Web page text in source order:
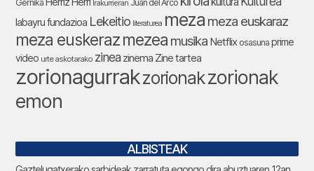
Gernika Irakurrieran Juan del Arco
labayru fundazioa Lekeitio literaturea meza meza euskaraz
meza euskerazmezea musika Netflix osasuna prime
video urte askotarako zinea zinema Zine tartea
zorionagurrakzorionakzorionak
emon
ALBISTEAK